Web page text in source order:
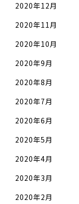
2020年12月
2020年11月
2020年10月
2020年9月
2020年8月
2020年7月
2020年6月
2020年5月
2020年4月
2020年3月
2020年2月